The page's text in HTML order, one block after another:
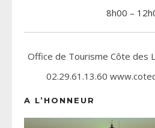
8h00 –
Office de Tourisme Côte des
02.29.61.13.60
A L’HONNEUR